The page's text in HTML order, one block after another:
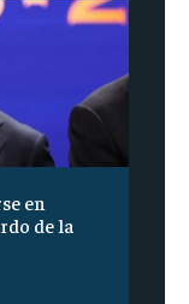
en
de la